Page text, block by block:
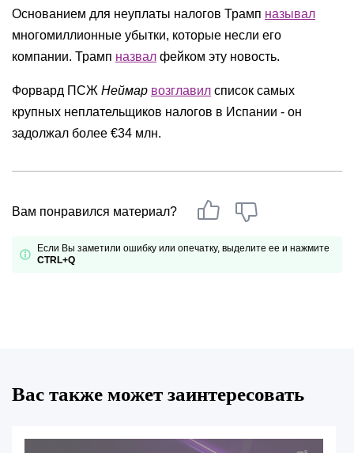
Основанием для неуплаты налогов Трамп называл
многомиллионные убытки, которые несли его
компании. Трамп назвал фейком эту новость.
Форвард ПСЖ Неймар возглавил список самых
крупных неплательщиков налогов в Испании - он
задолжал более €34 млн.
Вам понравился материал?
Если Вы заметили ошибку или опечатку, выделите ее и нажмите
CTRL+Q
Вас также может заинтересовать